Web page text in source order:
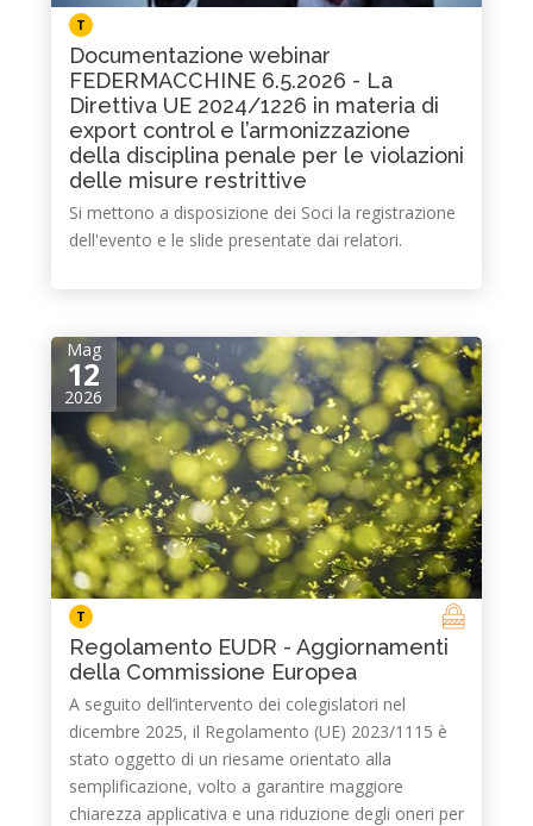
T
Documentazione webinar
FEDERMACCHINE 6.5.2026 - La
Direttiva UE 2024/1226 in materia di
export control e l’armonizzazione
della disciplina penale per le violazioni
delle misure restrittive
Si mettono a disposizione dei Soci la registrazione
dell'evento e le slide presentate dai relatori.
Mag
12
2026
T
Regolamento EUDR - Aggiornamenti
della Commissione Europea
A seguito dell’intervento dei colegislatori nel
dicembre 2025, il Regolamento (UE) 2023/1115 è
stato oggetto di un riesame orientato alla
semplificazione, volto a garantire maggiore
chiarezza applicativa e una riduzione degli oneri per